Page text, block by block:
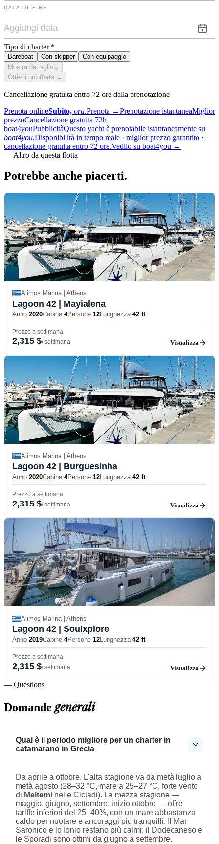
DATA DI FINE
Tipo di charter *
Bareboat Con skipper
Con equipaggio
Mostra dettaglio ⌄
Ottieni un'offerta →
Cancellazione gratuita entro 72 ore dalla prenotazione
Prenota onlineSubito, ora.Prenota →Prenotazione istantaneaMiglior
prezzoCancellazione gratuita 72h
boat4youPubblicitàQuesto yacht è prenotabile istantaneamente su
boat4you.Disponibilità in tempo reale · miglior prezzo garantito ·
cancellazione gratuita entro 72 ore.Vedilo su boat4you →
— Altro da questa flotta
Potrebbe anche piacerti.
Alimos Marina | Athens
Lagoon 42 | Mayialena
Anno 2020Cabine 4Persone 12Lunghezza 42 ft
Prezzo a settimana
2,315 $/ settimana Visualizza
Alimos Marina | Athens
Lagoon 42 | Burguesinha
Anno 2020Cabine 4Persone 12Lunghezza 42 ft
Prezzo a settimana
2,315 $/ settimana Visualizza
Alimos Marina | Athens
Lagoon 42 | Soulxplore
Anno 2019Cabine 4Persone 12Lunghezza 42 ft
Prezzo a settimana
2,315 $/ settimana Visualizza
— Questions
Domandegenerali
Qual è il periodo migliore per un charter in
catamarano in Grecia
Da aprile a ottobre. L'alta stagione va da metà luglio a
metà agosto (28–32 °C, mare a 25–27 °C, forte vento
di Meltemi nelle Cicladi). La mezza stagione —
maggio, giugno, settembre, inizio ottobre — offre
tariffe inferiori del 25–40%, con un mare abbastanza
caldo per nuotare e ancoraggi più tranquilli. Il Mar
Saronico e lo Ionio restano più calmi; il Dodecaneso e
le Sporadi sono ottimi da giugno a settembre.